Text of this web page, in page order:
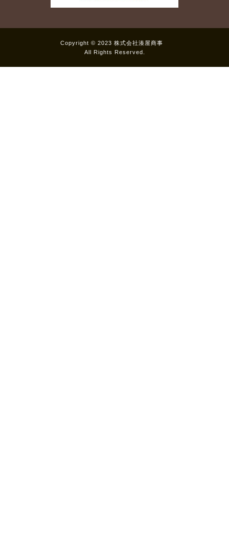
Copyright © 2023 株式会社湊屋商事
All Rights Reserved.